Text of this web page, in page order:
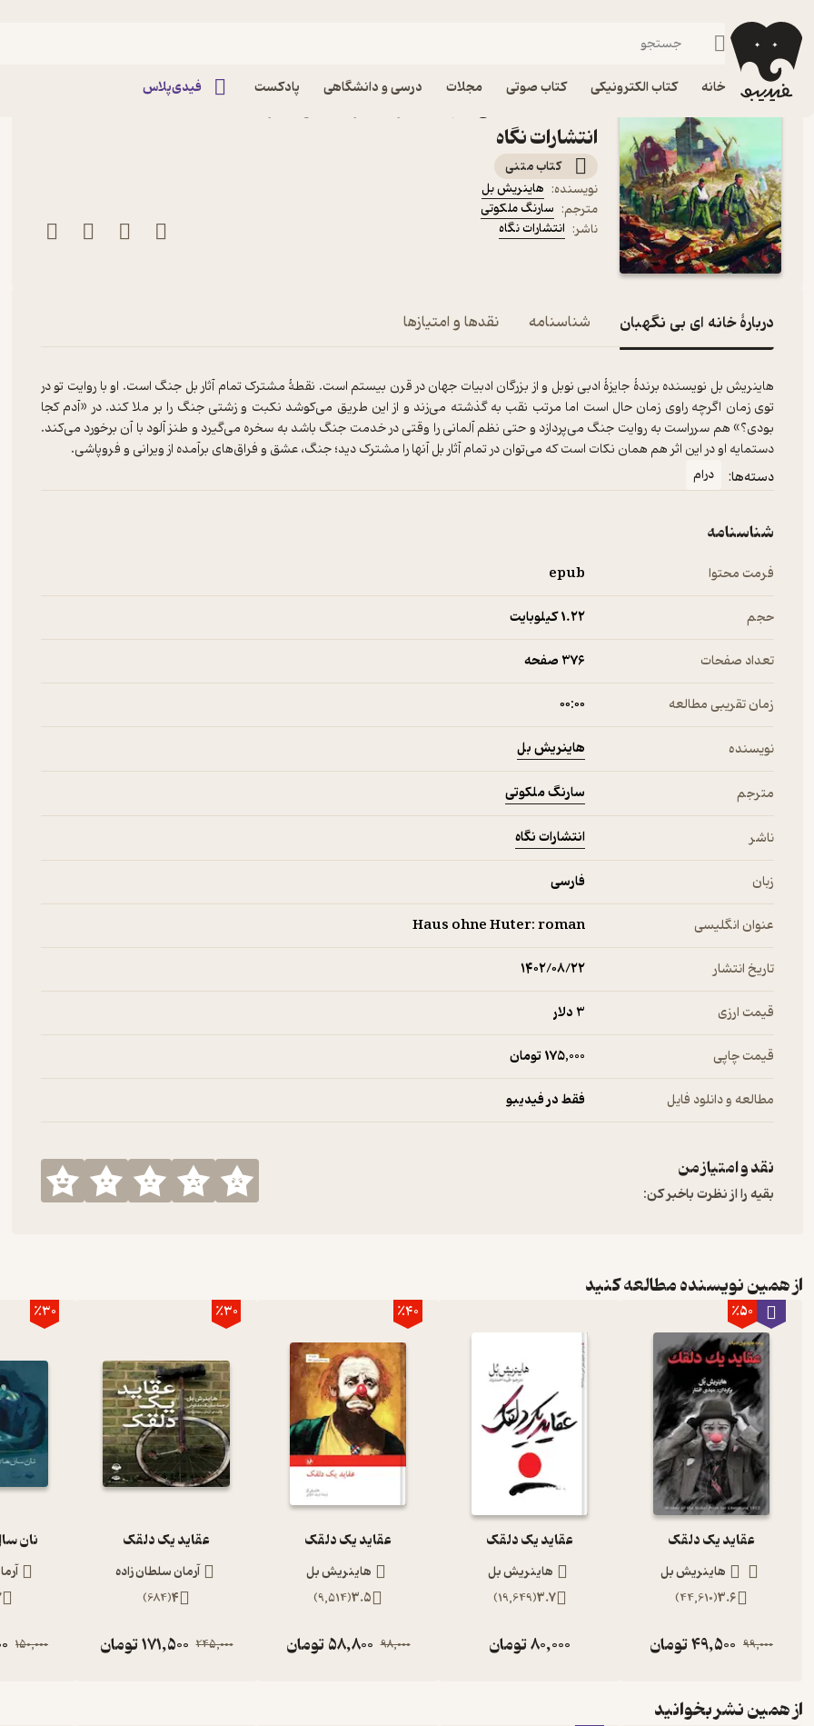
خانه کتاب الکترونیکی کتاب صوتی مجلات درسی و دانشگاهی پادکست فیدی‌پلاس
فیدیبو کتاب الکترونیکی
انتشارات نگاه
کتاب متنی
نویسنده: هاینریش بل
مترجم: سارنگ ملکوتی
ناشر: انتشارات نگاه
دربارۀ خانه‌ ای بی‌ نگهبان شناسنامه نقدها و امتیازها
هاینریش بل نویسنده برندهٔ جایزهٔ ادبی نوبل و از بزرگان ادبیات جهان در قرن بیستم است. نقطهٔ مشترک تمام آثار بل جنگ است. او با روایت تو در
توی زمان اگرچه راوی زمان حال است اما مرتب نقب به گذشته می‌زند و از این طریق می‌کوشد نکبت و زشتی جنگ را بر ملا کند. در «آدم کجا
بودی؟» هم سرراست به روایت جنگ می‌پردازد و حتی نظم آلمانی را وقتی در خدمت جنگ باشد به سخره می‌گیرد و طنز آلود با آن برخورد می‌کند.
دستمایه او در این اثر هم همان نکات است که می‌توان در تمام آثار بل آنها را مشترک دید؛ جنگ، عشق و فراق‌های برآمده از ویرانی و فروپاشی.
دسته‌ها: درام
شناسنامه
فرمت محتوا epub
حجم 1.۲۲ کیلوبایت
تعداد صفحات 376 صفحه
زمان تقریبی مطالعه ۰۰:۰۰
نویسنده هاینریش بل
مترجم سارنگ ملکوتی
ناشر انتشارات نگاه
زبان فارسی
عنوان انگلیسی Haus ohne Huter: roman
تاریخ انتشار ۱۴۰۲/۰۸/۲۲
قیمت ارزی 3 دلار
قیمت چاپی 175,000 تومان
مطالعه و دانلود فایل فقط در فیدیبو
نقد و امتیاز من
بقیه را از نظرت باخبر کن:
از همین نویسنده مطالعه کنید
٪50
عقاید یک دلقک
هاینریش بل
3.6
(
44,610
)
99,000
49,500تومان
عقاید یک دلقک
هاینریش بل
3.7
(
19,649
)
80,000تومان
٪40
عقاید یک دلقک
هاینریش بل
3.5
(
9,514
)
98,000
58,800تومان
٪30
عقاید یک دلقک
آرمان سلطان زاده
4
(
684
)
245,000
171,500تومان
٪30
نان
150,000
از همین نشر بخوانید